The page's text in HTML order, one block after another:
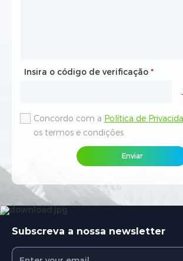
Insira o código de verificação *
Concordo com a Política de
os termos e condições
Enviar
Insira o código de verificação *
Concordo com a Política de
os termos e condições
Enviar
Subscreva a nossa newsletter